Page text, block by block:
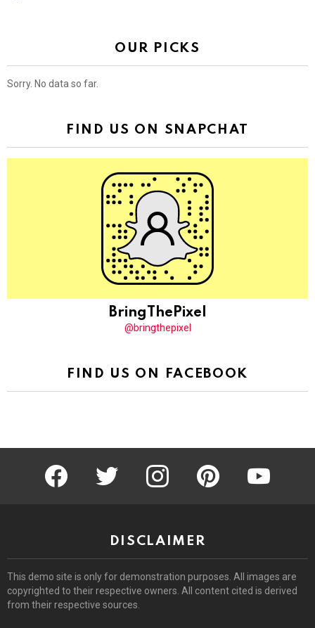
OUR PICKS
Sorry. No data so far.
FIND US ON SNAPCHAT
BringThePixel
@bringthepixel
FIND US ON FACEBOOK
facebook twitter instagram pinterest youtube
DISCLAIMER
This demo site is only for demonstration purposes. All images are
copyrighted to their respective owners. All content cited is derived
from their respective sources.